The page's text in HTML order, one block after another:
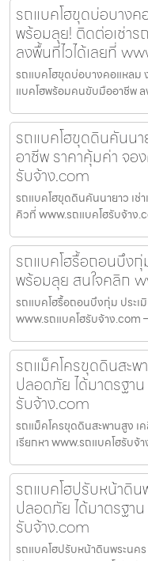
รถแบคโฮขุดบ่อบางค
พร้อมลุย! ติดต่อเช่า
ลงพื้นที่ไวได้เลยที่
รถแบคโฮขุดบ่อบางคอแหลม
แบคโฮพร้อมคนขับมืออาชีพ ล
รถแบคโฮขุดดินคันน
อาชีพ ราคาคุ้มค่า จอ
รับจ้าง.com
รถแบคโฮขุดดินคันนายาว เช่
คิวที่ www.รถแบคโฮรับจ้าง
รถแบคโฮรื้อถอนบึงกุ่
พร้อมลุย สนใจคลิก
รถแบคโฮรื้อถอนบึงกุ่ม ประเ
www.รถแบคโฮรับจ้าง.com
รถแม็คโครขุดดินสะพ
ปลอดภัย ได้มาตรฐา
รับจ้าง.com
รถแม็คโครขุดดินสะพานสูง เ
เรียกหา www.รถแบคโฮรับ
รถแบคโฮปรับหน้าดิน
ปลอดภัย ได้มาตรฐา
รับจ้าง.com
รถแบคโฮปรับหน้าดินพระนค